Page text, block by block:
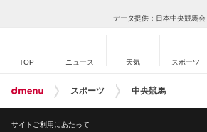
データ提供：日本中央競馬会
TOP ニュース 天気 スポーツ
スポーツ 中央競馬
サイトご利用にあたって